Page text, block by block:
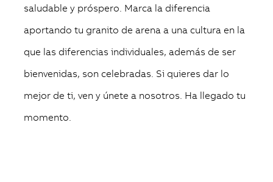
saludable y próspero. Marca la diferencia
aportando tu granito de arena a una cultura en la
que las diferencias individuales, además de ser
bienvenidas, son celebradas. Si quieres dar lo
mejor de ti, ven y únete a nosotros. Ha llegado tu
momento.